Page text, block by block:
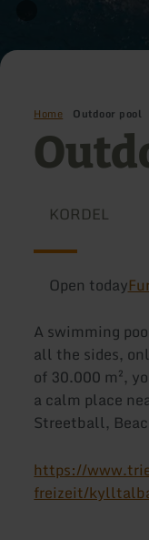
Home Outdoor pool
KORDEL
Open today
A swimming
all the sides,
of 30.000 m²,
a calm place
Streetball,
https://
freizeit/